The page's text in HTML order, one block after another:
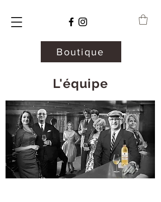
Boutique
L'équipe